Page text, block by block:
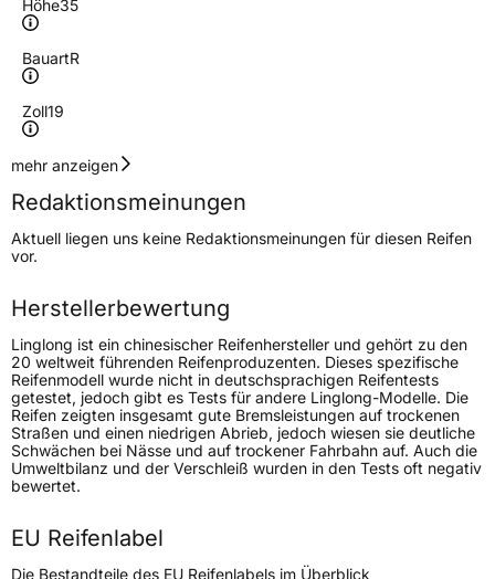
Höhe35
BauartR
Zoll19
Geschwindigkeitsindex
Höchstgeschwindigkeit
240 km/h
Lastindex96
Höchstlast710 kg
Generelle Merkmale
FahrzeugtypPKW
VerwendungWinterreifen
ModellnameGrip Master Winter
Fahrzeugart
mehr anzeigen
Redaktionsmeinungen
Aktuell liegen uns keine Redaktionsmeinungen für diesen Reifen
vor.
Herstellerbewertung
Linglong ist ein chinesischer Reifenhersteller und gehört zu den
20 weltweit führenden Reifenproduzenten. Dieses spezifische
Reifenmodell wurde nicht in deutschsprachigen Reifentests
getestet, jedoch gibt es Tests für andere Linglong-Modelle. Die
Reifen zeigten insgesamt gute Bremsleistungen auf trockenen
Straßen und einen niedrigen Abrieb, jedoch wiesen sie deutliche
Schwächen bei Nässe und auf trockener Fahrbahn auf. Auch die
Umweltbilanz und der Verschleiß wurden in den Tests oft negativ
bewertet.
EU Reifenlabel
Die Bestandteile des EU Reifenlabels im Überblick